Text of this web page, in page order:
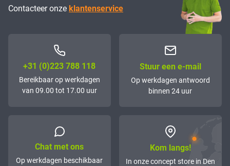
Contacteer onze klantenservice
+31 (0)223 788 118
Bereikbaar op werkdagen
van 09.00 tot 17.00 uur
Stuur een e-mail
Op werkdagen antwoord
binnen 24 uur
Chat met ons
Op werkdagen beschikbaar
Kom langs!
In onze concept store in Den